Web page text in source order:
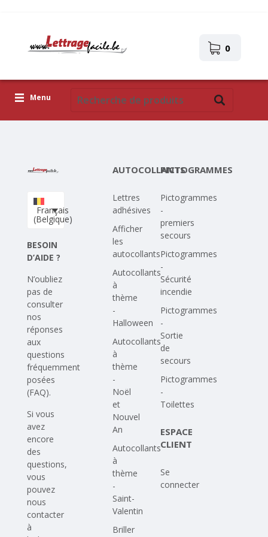
0
Menu
Téléchargez votre propre conception
Corona Covid-19
Français
(Belgique)
BESOIN
D’AIDE ?
N’oubliez
pas de
consulter
nos
réponses
aux
questions
fréquemment
posées
(FAQ).
Si vous
avez
encore
des
questions,
vous
pouvez
nous
contacter
à
AUTOCOLLANTS
Lettres
adhésives
Afficher
les
autocollants
Autocollants
à
thème
-
Halloween
Autocollants
à
thème
-
Noël
et
Nouvel
An
Autocollants
à
thème
-
Saint-
Valentin
Briller
PICTOGRAMMES
Pictogrammes
-
premiers
secours
Pictogrammes
-
Sécurité
incendie
Pictogrammes
-
Sortie
de
secours
Pictogrammes
-
Toilettes
ESPACE
CLIENT
Se
connecter